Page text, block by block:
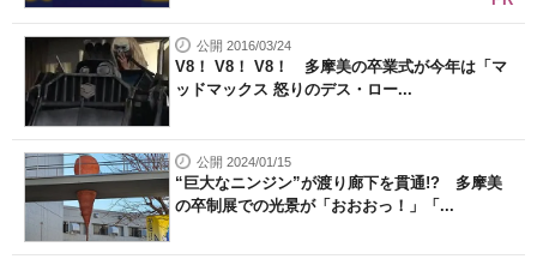
公開 2016/03/24
V8！ V8！ V8！ 多摩美の卒業式が今年は「マ
ッドマックス 怒りのデス・ロー...
公開 2024/01/15
“巨大なニンジン”が渡り廊下を貫通!? 多摩美
の卒制展での光景が「おおおっ！」「...